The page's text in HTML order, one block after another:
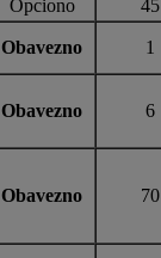
Opciono 45
Obavezno 1
Obavezno 6
Obavezno 70